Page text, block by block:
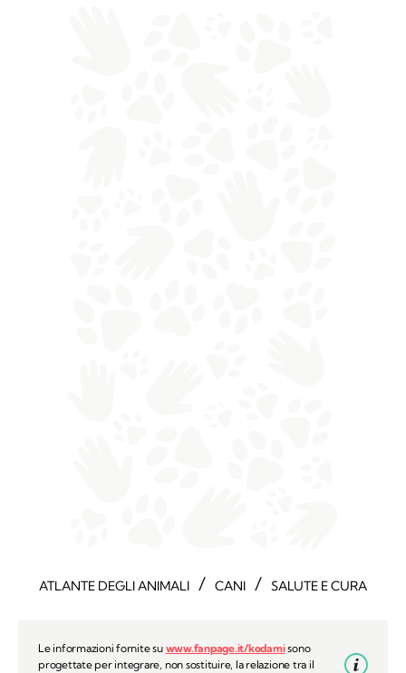
ATLANTE DEGLI ANIMALI / CANI / SALUTE E CURA
Le informazioni fornite su www.fanpage.it/kodamisono
progettate per integrare, non sostituire, la relazione tra il